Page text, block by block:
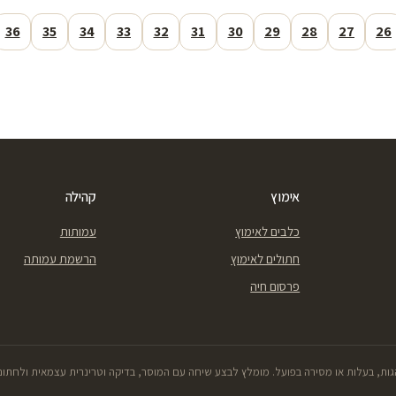
26
27
28
29
30
31
32
33
34
35
36
אימוץ
כלבים לאימוץ
חתולים לאימוץ
פרסום חיה
קהילה
עמותות
הרשמת עמותה